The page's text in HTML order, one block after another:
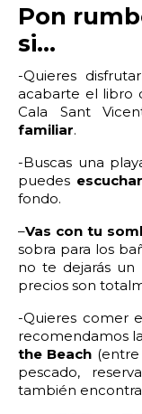
Pon
si…
-Quieres
acabarte el libro
Cala Sant
familiar.
-Buscas una
puedes
fondo.
–Vas con tu
sobra para los
no te dejarás
precios son
-Quieres comer
recomendamos
the Beach (entre
pescado,
también